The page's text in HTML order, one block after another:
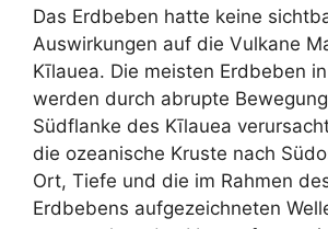
Das Erdbeben hatte keine
Auswirkungen auf die Vulkane
Kīlauea. Die meisten Erdbeben
werden durch abrupte
Südflanke des Kīlauea
die ozeanische Kruste nach
Ort, Tiefe und die im Rahmen
Erdbebens aufgezeichneten